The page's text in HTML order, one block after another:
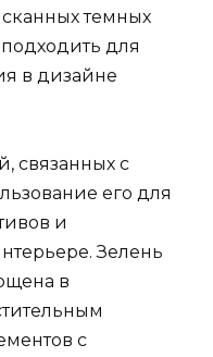
темных
для
в дизайне
связанных с
его для
и
Зелень
в
с